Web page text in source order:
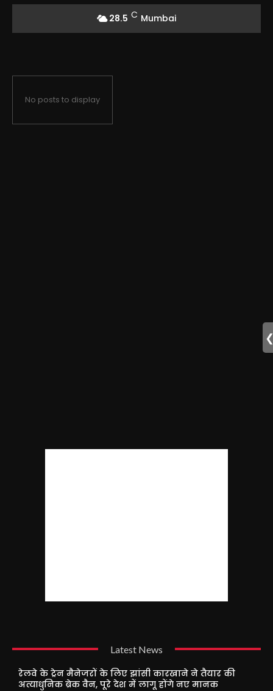
28.5 C Mumbai
No posts to display
Latest News
रेलवे के ट्रेन मैनेजरों के लिए झांसी कारखाने ने तैयार की
अत्याधुनिक ब्रेक वैन, पूरे देश में लागू होंगे नए मानक